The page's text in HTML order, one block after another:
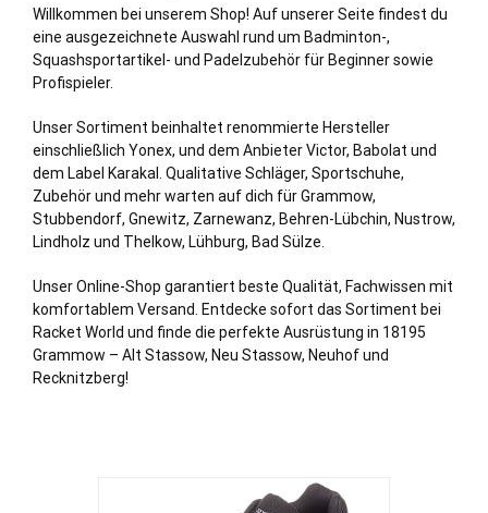
Willkommen bei unserem Shop! Auf unserer Seite findest du
eine ausgezeichnete Auswahl rund um Badminton-,
Squashsportartikel- und Padelzubehör für Beginner sowie
Profispieler.
Unser Sortiment beinhaltet renommierte Hersteller
einschließlich Yonex, und dem Anbieter Victor, Babolat und
dem Label Karakal. Qualitative Schläger, Sportschuhe,
Zubehör und mehr warten auf dich für Grammow,
Stubbendorf, Gnewitz, Zarnewanz, Behren-Lübchin, Nustrow,
Lindholz und Thelkow, Lühburg, Bad Sülze.
Unser Online-Shop garantiert beste Qualität, Fachwissen mit
komfortablem Versand. Entdecke sofort das Sortiment bei
Racket World und finde die perfekte Ausrüstung in 18195
Grammow – Alt Stassow, Neu Stassow, Neuhof und
Recknitzberg!